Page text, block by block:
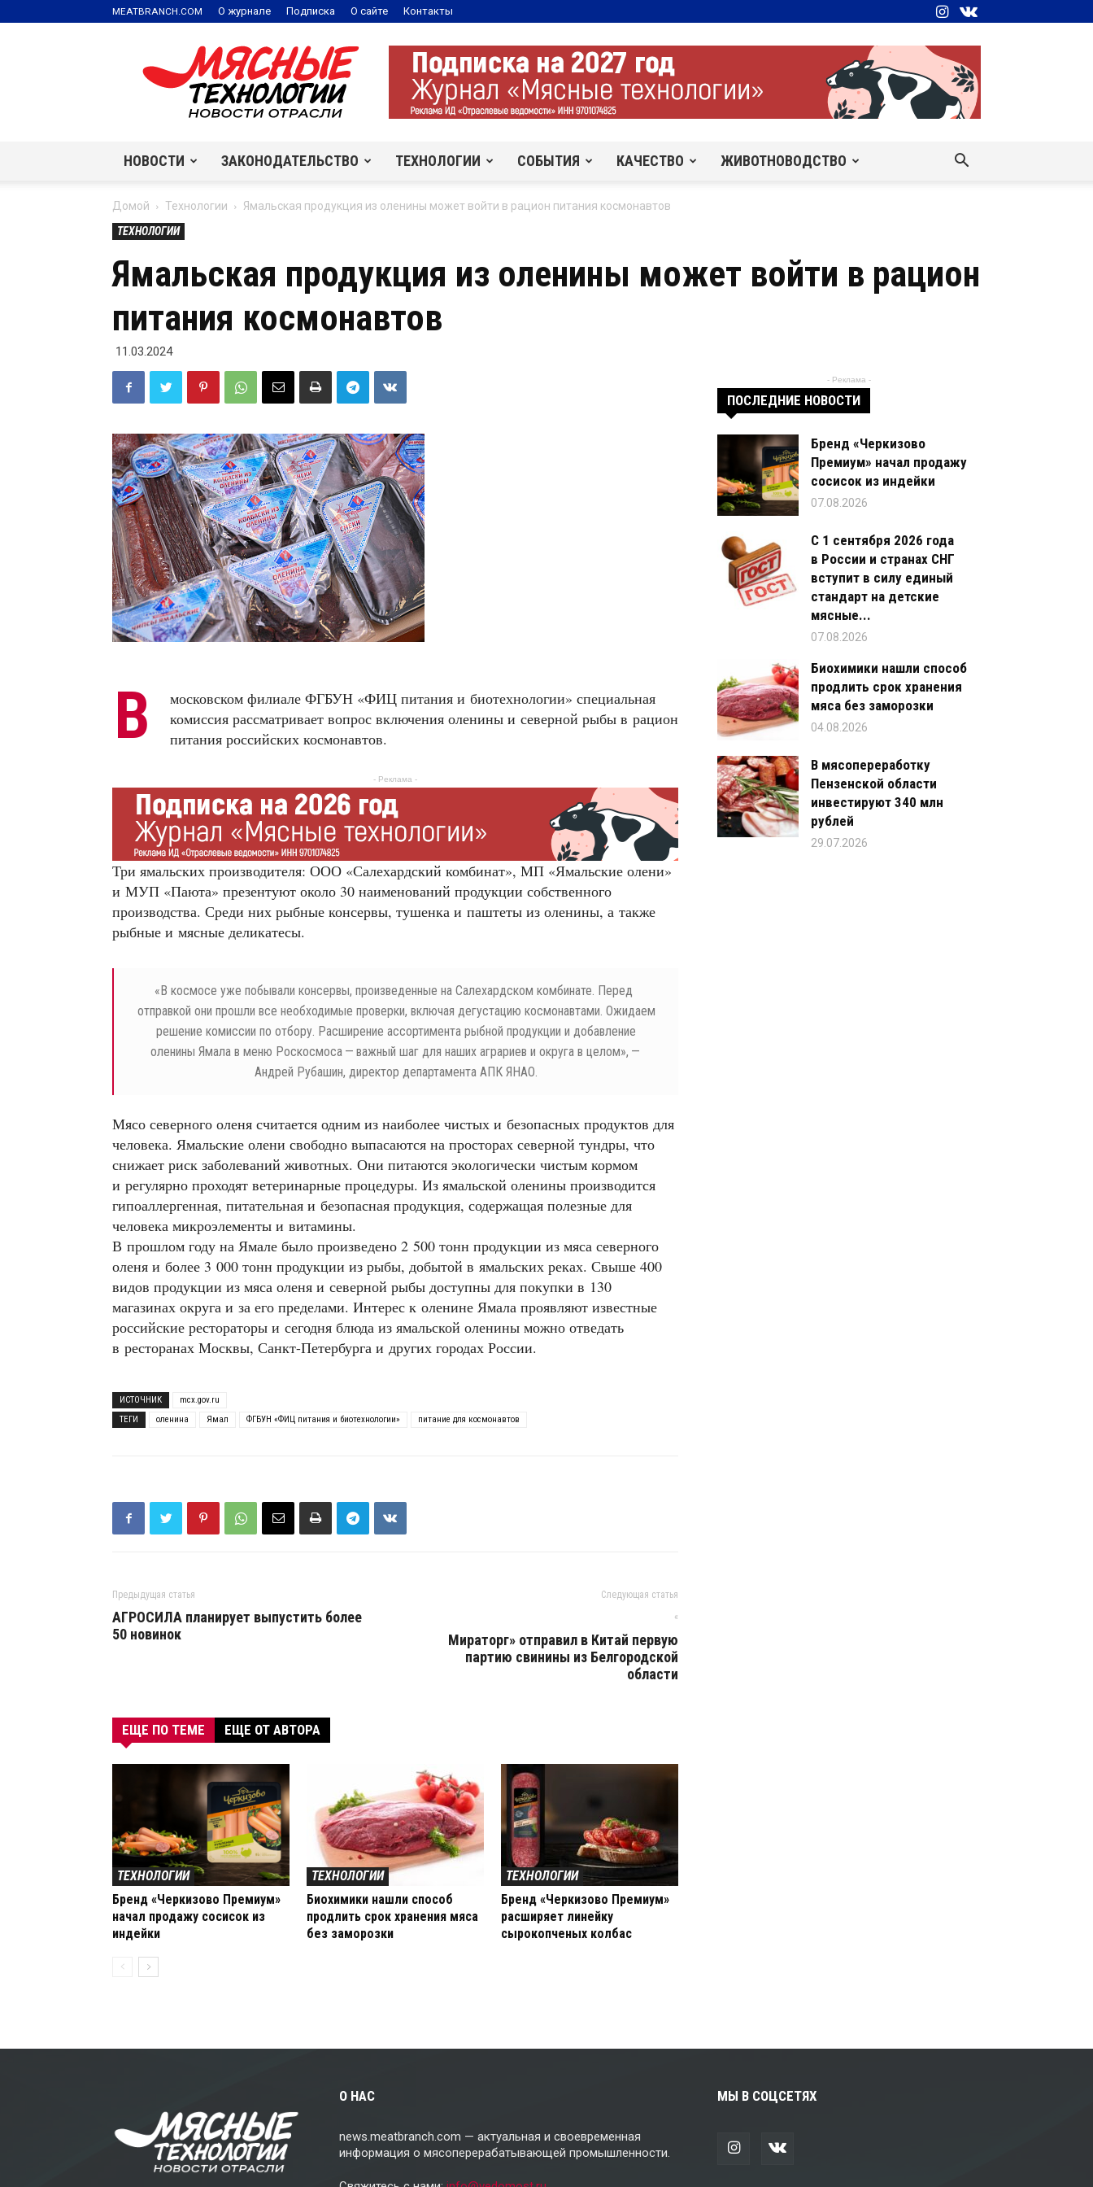
MEATBRANCH.COM О журнале Подписка О сайте Контакты
Мясные
технологии
|
Новости
отрасли
НОВОСТИ ЗАКОНОДАТЕЛЬСТВО ТЕХНОЛОГИИ СОБЫТИЯ КАЧЕСТВО ЖИВОТНОВОДСТВО
Домой Технологии
Ямальская продукция из оленины может войти в рацион питания космонавтов
ТЕХНОЛОГИИ
Ямальская продукция из оленины может войти в рацион
питания космонавтов
11.03.2024
В
московском филиале ФГБУН «ФИЦ питания и биотехнологии» специальная
комиссия рассматривает вопрос включения оленины и северной рыбы в рацион
питания российских космонавтов.
- Реклама -
Три ямальских производителя: ООО «Салехардский комбинат», МП «Ямальские олени»
и МУП «Паюта» презентуют около 30 наименований продукции собственного
производства. Среди них рыбные консервы, тушенка и паштеты из оленины, а также
рыбные и мясные деликатесы.
«В космосе уже побывали консервы, произведенные на Салехардском комбинате. Перед
отправкой они прошли все необходимые проверки, включая дегустацию космонавтами. Ожидаем
решение комиссии по отбору. Расширение ассортимента рыбной продукции и добавление
оленины Ямала в меню Роскосмоса — важный шаг для наших аграриев и округа в целом», —
Андрей Рубашин, директор департамента АПК ЯНАО.
Мясо северного оленя считается одним из наиболее чистых и безопасных продуктов для
человека. Ямальские олени свободно выпасаются на просторах северной тундры, что
снижает риск заболеваний животных. Они питаются экологически чистым кормом
и регулярно проходят ветеринарные процедуры. Из ямальской оленины производится
гипоаллергенная, питательная и безопасная продукция, содержащая полезные для
человека микроэлементы и витамины.
В прошлом году на Ямале было произведено 2 500 тонн продукции из мяса северного
оленя и более 3 000 тонн продукции из рыбы, добытой в ямальских реках. Свыше 400
видов продукции из мяса оленя и северной рыбы доступны для покупки в 130
магазинах округа и за его пределами. Интерес к оленине Ямала проявляют известные
российские рестораторы и сегодня блюда из ямальской оленины можно отведать
в ресторанах Москвы, Санкт-Петербурга и других городах России.
ИСТОЧНИК
mcx.gov.ru
ТЕГИ
оленина Ямал ФГБУН «ФИЦ питания и биотехнологии» питание для космонавтов
Предыдущая статья
АГРОСИЛА планирует выпустить более
50 новинок
Следующая статья
«
Мираторг» отправил в Китай первую
партию свинины из Белгородской
области
ЕЩЕ ПО ТЕМЕ ЕЩЕ ОТ АВТОРА
ТЕХНОЛОГИИ
Бренд «Черкизово Премиум»
начал продажу сосисок из
индейки
ТЕХНОЛОГИИ
Биохимики нашли способ
продлить срок хранения мяса
без заморозки
ТЕХНОЛОГИИ
Бренд «Черкизово Премиум»
расширяет линейку
сырокопченых колбас
- Реклама -
ПОСЛЕДНИЕ НОВОСТИ
Бренд «Черкизово
Премиум» начал продажу
сосисок из индейки
07.08.2026
С 1 сентября 2026 года
в России и странах СНГ
вступит в силу единый
стандарт на детские
мясные...
07.08.2026
Биохимики нашли способ
продлить срок хранения
мяса без заморозки
04.08.2026
В мясопереработку
Пензенской области
инвестируют 340 млн
рублей
29.07.2026
О НАС
news.meatbranch.com — актуальная и своевременная
информация о мясоперерабатывающей промышленности.
МЫ В СОЦСЕТЯХ